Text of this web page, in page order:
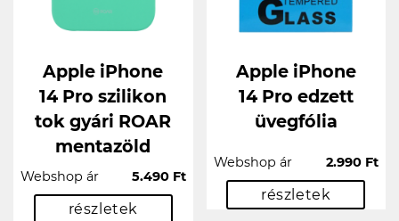
Apple iPhone
14 Pro szilikon
tok gyári ROAR
mentazöld
Webshop ár 5.490 Ft
részletek
Apple iPhone
14 Pro edzett
üvegfólia
Webshop ár 2.990 Ft
részletek